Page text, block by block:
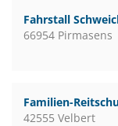
Fahrstall
66954 Pirmasens
Familien-
42555 Velbert